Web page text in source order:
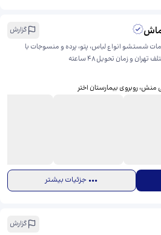
گزارش
شستشو انواع لباس، پتو، پرده و منسوجات با
و زمان تحویل ۴۸ ساعته
منش، ​روبروی بیمارستان اختر
جزئیات بیشتر
گزارش